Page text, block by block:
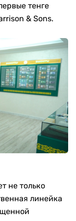
тенге
& Sons.
не только
линейка